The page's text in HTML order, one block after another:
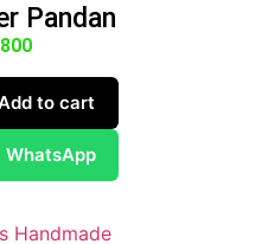
Pandan
to cart
WhatsApp
Handmade